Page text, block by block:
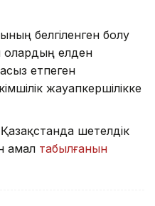
белгіленген болу
олардың елден
етпеген
жауапкершілікке
шетелдік
амал табылғанын